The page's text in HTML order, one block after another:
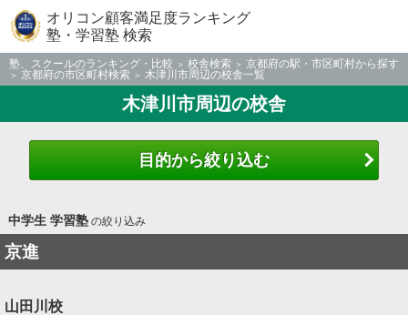
オリコン顧客満足度ランキング
塾・学習塾 検索
塾、スクールのランキング・比較 校舎検索
京都府の駅・市区町村から探す
京都府の市区町村検索
木津川市周辺の校舎一覧
木津川市周辺の校舎
目的から絞り込む
中学生 学習塾の絞り込み
京進
山田川校